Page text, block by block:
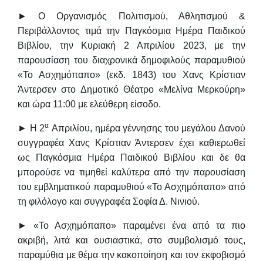
► Ο Οργανισμός Πολιτισμού, Αθλητισμού &
Περιβάλλοντος τιμά την
Παγκόσμια Ημέρα Παιδικού
Βιβλίου, την Κυριακή 2 Απριλίου 2023, με την
παρουσίαση του διαχρονικά δημοφιλούς παραμυθιού
«Το Ασχημόπαπο»(εκδ. 1843) του Χανς Κρίστιαν
Άντερσεν στο Δημοτικό Θέατρο «Μελίνα Μερκούρη»
και ώρα 11:00 με ελεύθερη είσοδο.
► Η 2α Απριλίου, ημέρα γέννησης του μεγάλου Δανού
συγγραφέα Χανς Κρίστιαν Άντερσεν έχει καθιερωθεί
ως Παγκόσμια Ημέρα Παιδικού Βιβλίου και δε θα
μπορούσε να τιμηθεί καλύτερα από την παρουσίαση
του εμβληματικού παραμυθιού «Το Ασχημόπαπο» από
τη φιλόλογο και συγγραφέα Σοφία Δ. Νινιού.
► «Το Ασχημόπαπο» παραμένει ένα από τα πιο
ακριβή, λιτά και ουσιαστικά, στο συμβολισμό τους,
παραμύθια με θέμα την κακοποίηση και τον εκφοβισμό